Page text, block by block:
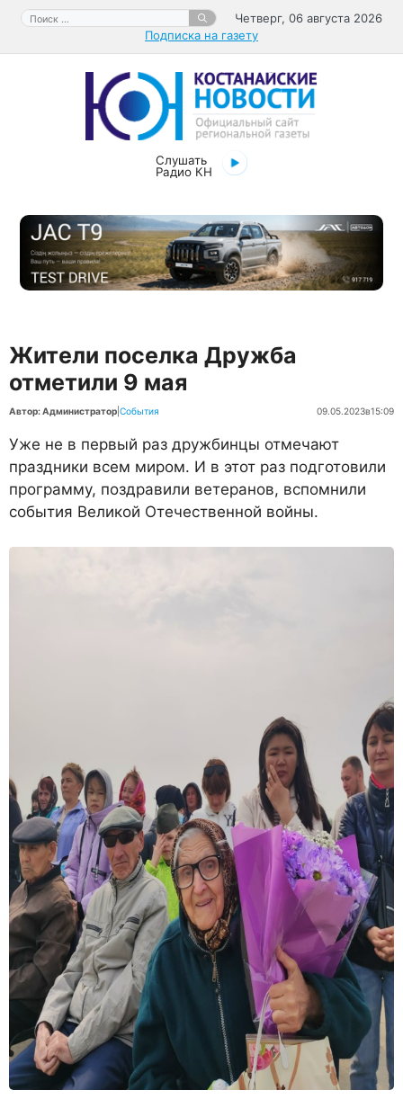
Перейти
содержимому
Поиск:
Четверг, 06 августа 2026
Подписка на газету
Слушать
Радио КН
Жители поселка Дружба
отметили 9 мая
Автор: Администратор События 09.05.2023в15:09
Уже не в первый раз дружбинцы отмечают
праздники всем миром. И в этот раз подготовили
программу, поздравили ветеранов, вспомнили
события Великой Отечественной войны.